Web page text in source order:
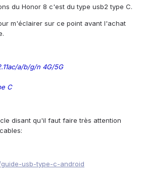
du Honor 8 c'est du type usb2 type C.
m'éclairer sur ce point avant l'achat
a/b/g/n 4G/5G
C
disant qu'il faut faire très attention
usb-type-c-android